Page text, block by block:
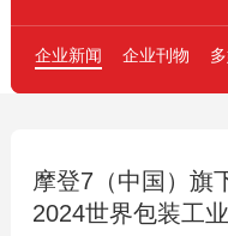
企业新闻 企业刊物
摩登7（中国）旗
2024世界包装工